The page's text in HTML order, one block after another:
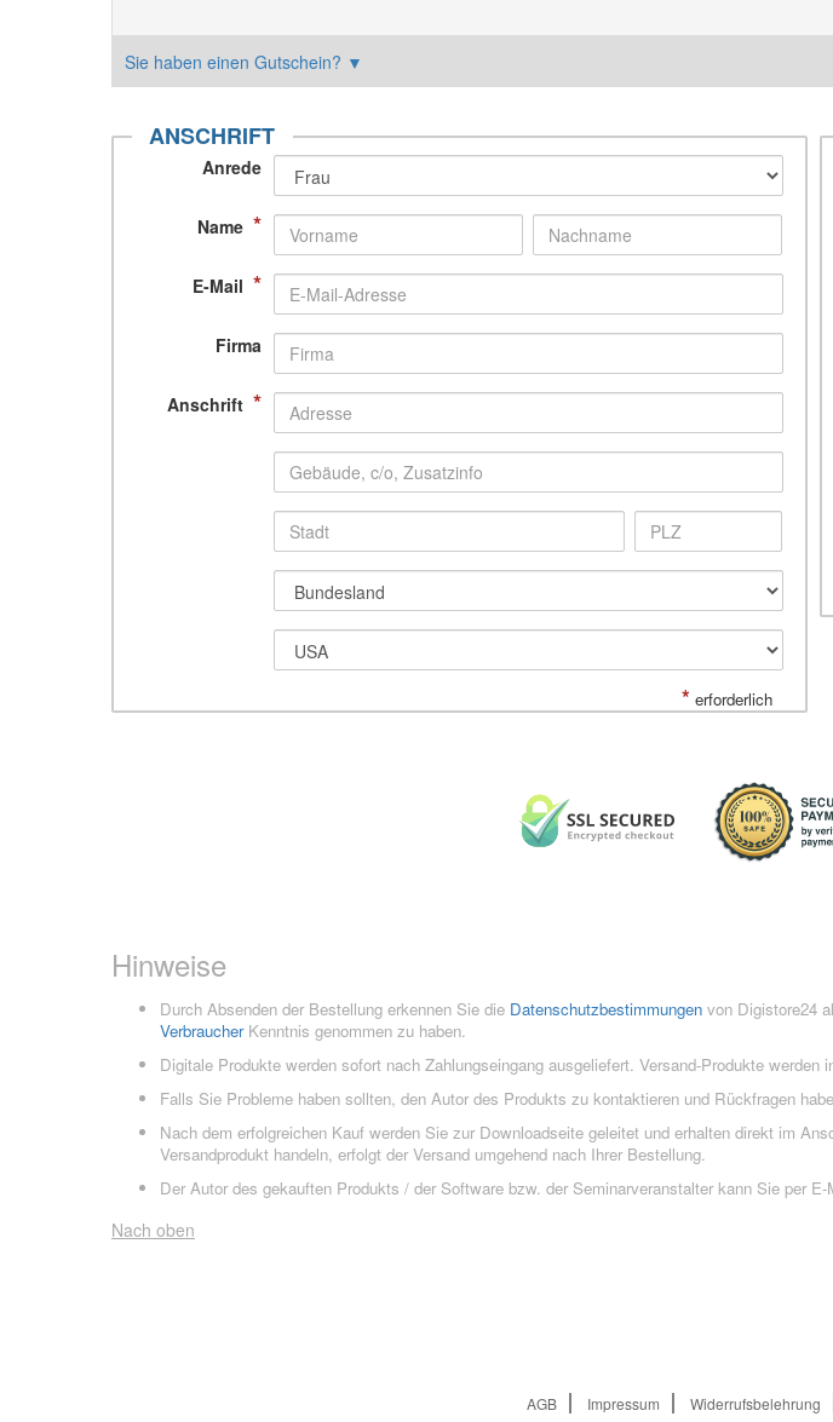
Sie haben einen Gutschein? ▼
ANSCHRIFT
Anrede
Name *
E-Mail *
Firma
Anschrift *
* erforderlich
Hinweise
Durch Absenden der Bestellung erkennen Sie die Datenschutzbestimmungen von Digistore24
VerbraucherKenntnis genommen zu haben.
Digitale Produkte werden sofort nach Zahlungseingang ausgeliefert. Versand-Produkte werden
Falls Sie Probleme haben sollten, den Autor des Produkts zu kontaktieren und Rückfragen
Nach dem erfolgreichen Kauf werden Sie zur Downloadseite geleitet und erhalten direkt im
Versandprodukt handeln, erfolgt der Versand umgehend nach Ihrer Bestellung.
Der Autor des gekauften Produkts / der Software bzw. der Seminarveranstalter kann Sie per E-
Nach oben
AGB Impressum Widerrufsbelehrung